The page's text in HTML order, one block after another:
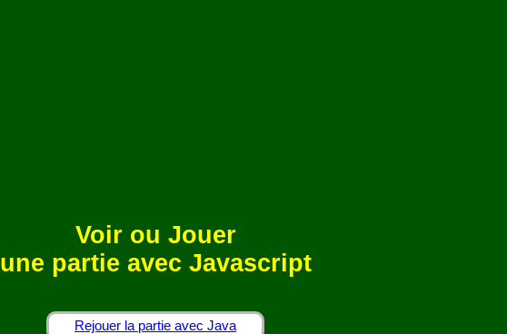
Voir ou Jouer
une partie avec Javascript
Rejouer la partie avec Java